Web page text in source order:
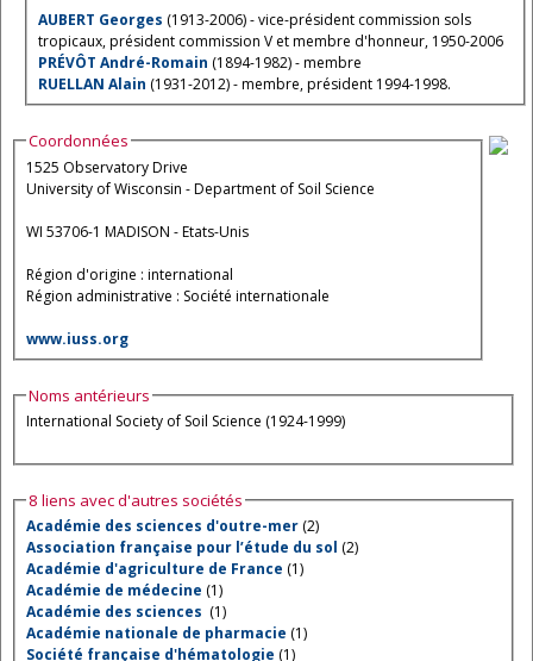
AUBERT Georges (1913-2006) - vice-président commission sols
tropicaux, président commission V et membre d'honneur, 1950-2006
PRÉVÔT André-Romain (1894-1982) - membre
RUELLAN Alain (1931-2012) - membre, président 1994-1998.
Coordonnées
1525 Observatory Drive
University of Wisconsin - Department of Soil Science
WI 53706-1 MADISON - Etats-Unis
Région d'origine : international
Région administrative : Société internationale
www.iuss.org
Noms antérieurs
International Society of Soil Science (1924-1999)
8 liens avec d'autres sociétés
Académie des sciences d'outre-mer (2)
Association française pour l’étude du sol (2)
Académie d'agriculture de France (1)
Académie de médecine (1)
Académie des sciences (1)
Académie nationale de pharmacie (1)
Société française d'hématologie (1)